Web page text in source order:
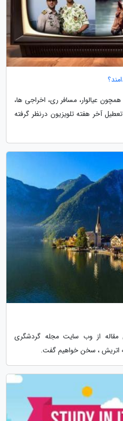
عیالوار، مسافر ری، اخراجی ها،
آخر هفته تلویزیون درنظر گرفته
مقاله از وب سایت مجله گردشگری
به اتریش ، سخن خواهیم گفت.